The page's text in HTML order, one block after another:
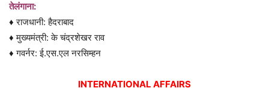
तेलंगाना:
♦ राजधानी: हैदराबाद
♦ मुख्यमंत्री: के चंद्रशेखर राव
♦ गवर्नर: ई.एस.एल नरसिम्हन
INTERNATIONAL AFFAIRS